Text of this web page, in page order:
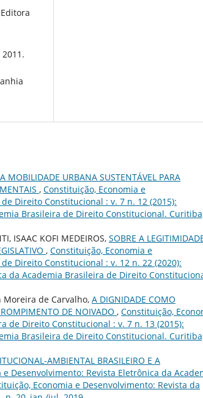
A MOBILIDADE URBANA SUSTENTÁVEL PARA
, Constituição, Economia e
Direito Constitucional : v. 7 n. 12 (2015):
Brasileira de Direito Constitucional.
ISAAC KOFI MEDEIROS, SOBRE A
, Constituição, Economia e
Direito Constitucional : v. 12 n. 22 (2020):
da Academia Brasileira de Direito
Moreira de Carvalho, A DIGNIDADE COMO
DE NOIVADO , Constituição,
de Direito Constitucional : v. 7 n. 13 (2015):
Brasileira de Direito Constitucional.
AMBIENTAL BRASILEIRO E A
Desenvolvimento: Revista Eletrônica da
Economia e Desenvolvimento: Revista da